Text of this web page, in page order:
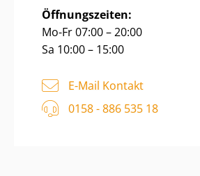
Öffnungszeiten:
Mo-Fr 07:00 – 20:00
Sa 10:00 – 15:00
E-Mail Kontakt
0158 - 886 535 18